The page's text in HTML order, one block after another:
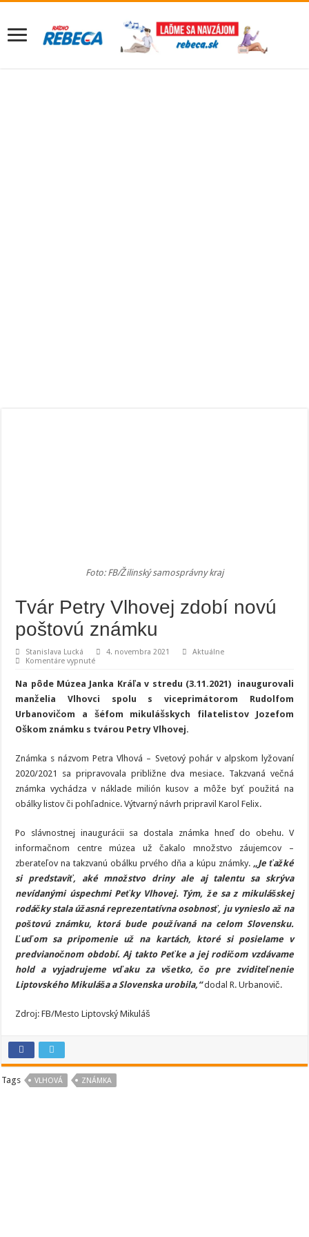
Foto: FB/Žilinský samosprávny kraj
Tvár Petry Vlhovej zdobí novú
poštovú známku
Stanislava Lucká 4. novembra 2021
Aktuálne
Komentáre vypnuténa
Petry
Vlhovej
zdobí
poštovú
Na pôde Múzea Janka Kráľa v stredu (3.11.2021) inaugurovali
manželia Vlhovci spolu s viceprimátorom Rudolfom
Urbanovičom a šéfom mikulášskych filatelistov Jozefom
Oškom známku s tvárou Petry Vlhovej.
Známka s názvom Petra Vlhová – Svetový pohár v alpskom lyžovaní
2020/2021 sa pripravovala približne dva mesiace. Takzvaná večná
známka vychádza v náklade milión kusov a môže byť použitá na
obálky listov či pohľadnice. Výtvarný návrh pripravil Karol Felix.
Po slávnostnej inaugurácii sa dostala známka hneď do obehu. V
informačnom centre múzea už čakalo množstvo záujemcov –
zberateľov na takzvanú obálku prvého dňa a kúpu známky. „Je ťažké
si predstaviť, aké množstvo driny ale aj talentu sa skrýva
nevídanými úspechmi Peťky Vlhovej. Tým, že sa z mikulášskej
rodáčky stala úžasná reprezentatívna osobnosť, ju vynieslo až na
poštovú známku, ktorá bude používaná na celom Slovensku.
Ľuďom sa pripomenie už na kartách, ktoré si posielame v
predvianočnom období. Aj takto Peťke a jej rodičom vzdávame
hold a vyjadrujeme vďaku za všetko, čo pre zviditeľnenie
Liptovského Mikuláša a Slovenska urobila,“dodal R. Urbanovič.
Zdroj: FB/Mesto Liptovský Mikuláš
Tags VLHOVÁ ZNÁMKA